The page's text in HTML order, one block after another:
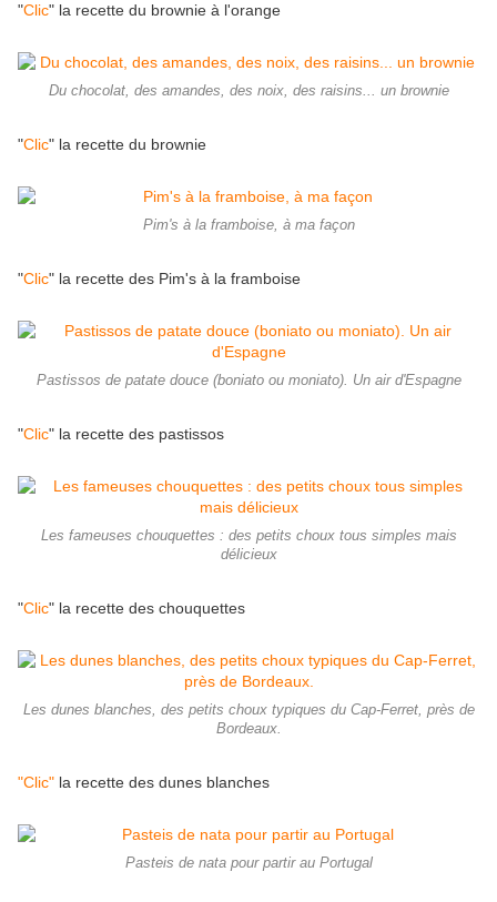
"Clic" la recette du brownie à l'orange
Du chocolat, des amandes, des noix, des raisins... un brownie
"Clic" la recette du brownie
Pim's à la framboise, à ma façon
"Clic" la recette des Pim's à la framboise
Pastissos de patate douce (boniato ou moniato). Un air d'Espagne
"Clic" la recette des pastissos
Les fameuses chouquettes : des petits choux tous simples mais
délicieux
"Clic" la recette des chouquettes
Les dunes blanches, des petits choux typiques du Cap-Ferret, près de
Bordeaux.
"Clic" la recette des dunes blanches
Pasteis de nata pour partir au Portugal